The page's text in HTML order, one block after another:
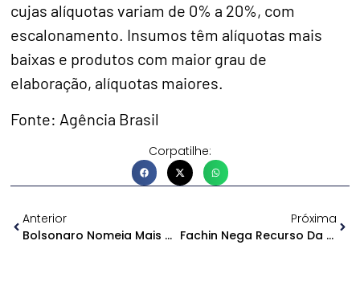
cujas alíquotas variam de 0% a 20%, com
escalonamento. Insumos têm alíquotas mais
baixas e produtos com maior grau de
elaboração, alíquotas maiores.
Fonte: Agência Brasil
Corpatilhe:
Anterior
Bolsonaro Nomeia Mais Dois Membros Para A Comissão De Ética Pública
Próxima
Fachin Nega Recurso Da PGR Para Ter Acesso A Dados Da Lava Jato